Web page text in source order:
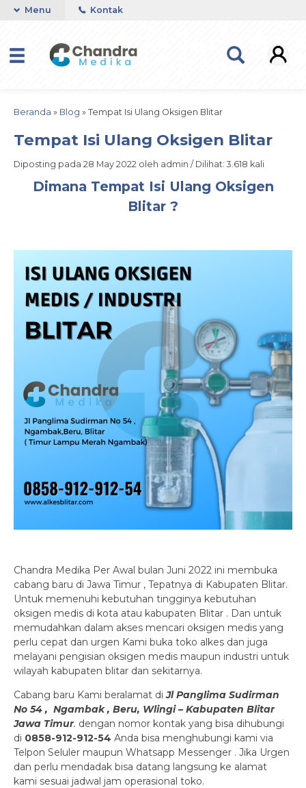
Menu Kontak
Beranda » Blog » Tempat Isi Ulang Oksigen Blitar
Tempat Isi Ulang Oksigen Blitar
Diposting pada 28 May 2022 oleh admin / Dilihat: 3.618 kali
Dimana Tempat Isi Ulang Oksigen
Blitar ?
Chandra Medika Per Awal bulan Juni 2022 ini membuka
cabang baru di Jawa Timur , Tepatnya di Kabupaten Blitar.
Untuk memenuhi kebutuhan tingginya kebutuhan
oksigen medis di kota atau kabupaten Blitar . Dan untuk
memudahkan dalam akses mencari oksigen medis yang
perlu cepat dan urgen Kami buka toko alkes dan juga
melayani pengisian oksigen medis maupun industri untuk
wilayah kabupaten blitar dan sekitarnya.
Cabang baru Kami beralamat diJl Panglima Sudirman
No 54 , Ngambak , Beru, Wlingi – Kabupaten Blitar
Jawa Timur. dengan nomor kontak yang bisa dihubungi
di 0858-912-912-54 Anda bisa menghubungi kami via
Telpon Seluler maupun Whatsapp Messenger . Jika Urgen
dan perlu mendadak bisa datang langsung ke alamat
kami sesuai jadwal jam operasional toko.